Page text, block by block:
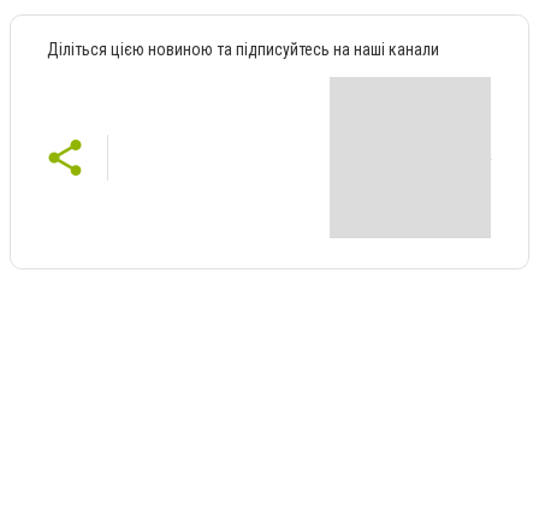
Діліться цією новиною та підписуйтесь на наші канали